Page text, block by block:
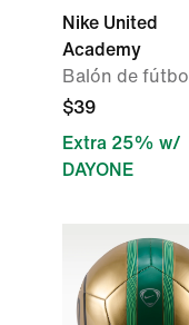
Nike United
Academy
Balón de fútbol
$39
Extra 25% w/
DAYONE